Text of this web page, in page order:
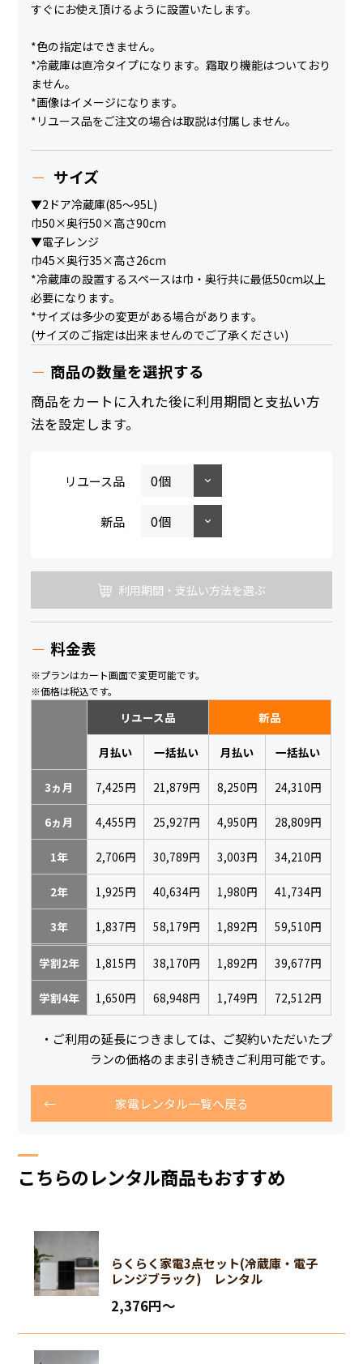
すぐにお使え頂けるように設置いたします。
*色の指定はできません。
*冷蔵庫は直冷タイプになります。霜取り機能はついており
ません。
*画像はイメージになります。
*リユース品をご注文の場合は取説は付属しません。
サイズ
▼2ドア冷蔵庫(85～95L)
巾50×奥行50×高さ90cm
▼電子レンジ
巾45×奥行35×高さ26cm
*冷蔵庫の設置するスペースは巾・奥行共に最低50cm以上
必要になります。
*サイズは多少の変更がある場合があります。
(サイズのご指定は出来ませんのでご了承ください)
商品の数量を選択する
商品をカートに入れた後に利用期間と支払い方
法を設定します。
リユース品
新品
利用期間・支払い方法を選ぶ
料金表
※プランはカート画面で変更可能です。
※価格は税込です。
リユース品 新品
月払い 一括払い 月払い 一括払い
3ヵ月 7,425円 21,879円 8,250円 24,310円
6ヵ月 4,455円 25,927円 4,950円 28,809円
1年 2,706円 30,789円 3,003円 34,210円
2年 1,925円 40,634円 1,980円 41,734円
3年 1,837円 58,179円 1,892円 59,510円
学割2年 1,815円 38,170円 1,892円 39,677円
学割4年 1,650円 68,948円 1,749円 72,512円
・ご利用の延長につきましては、ご契約いただいたプ
ランの価格のまま引き続きご利用可能です。
家電レンタル一覧へ戻る
こちらのレンタル商品もおすすめ
らくらく家電3点セット(冷蔵庫・電子
レンジブラック) レンタル
2,376円〜